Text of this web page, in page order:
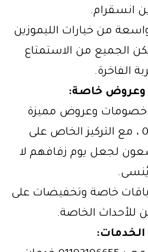
انسقرام.
من خيارات الليموزين
الجميع من الاستمتاع
الفاخرة.
خاصة:
خصومات وعروض مميزة
لزبائنها01102106655 ، مع التركيز الخاص على
لجعل يوم زفافهم لا
يُنسى.
باقات خاصة وتخفيضات على
للأحداث الخاصة.
الخدمات: